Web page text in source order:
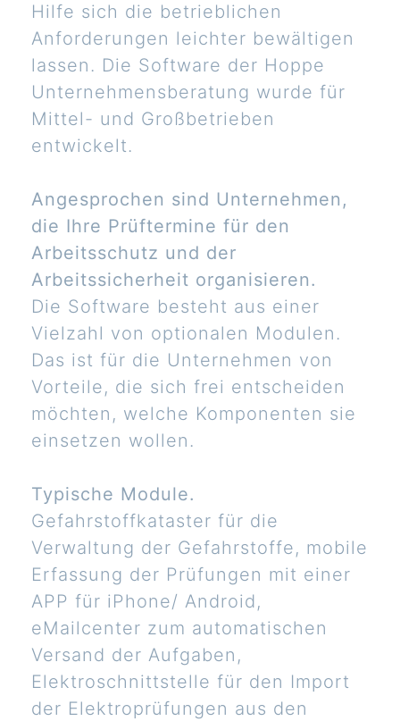
Hilfe sich die betrieblichen
Anforderungen leichter bewältigen
lassen. Die Software der Hoppe
Unternehmensberatung wurde für
Mittel- und Großbetrieben
entwickelt.
Angesprochen sind Unternehmen,
die Ihre Prüftermine für den
Arbeitsschutz und der
Arbeitssicherheit organisieren.
Die Software besteht aus einer
Vielzahl von optionalen Modulen.
Das ist für die Unternehmen von
Vorteile, die sich frei entscheiden
möchten, welche Komponenten sie
einsetzen wollen.
Typische Module.
Gefahrstoffkataster für die
Verwaltung der Gefahrstoffe, mobile
Erfassung der Prüfungen mit einer
APP für iPhone/ Android,
eMailcenter zum automatischen
Versand der Aufgaben,
Elektroschnittstelle für den Import
der Elektroprüfungen aus den